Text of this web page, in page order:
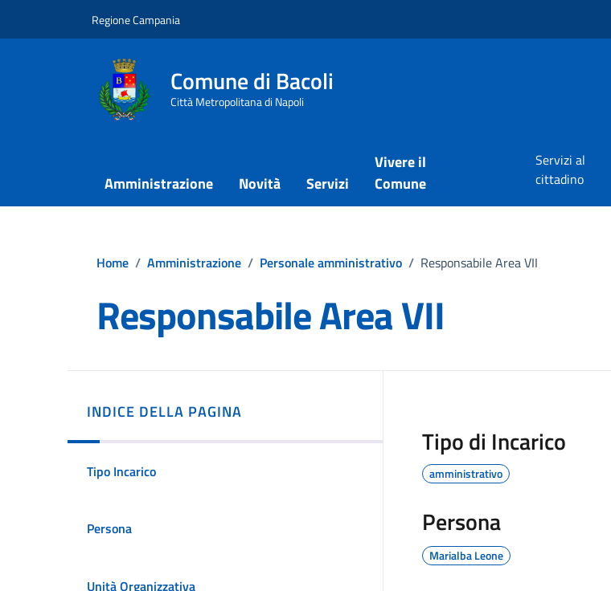
Regione Campania
Comune di Bacoli
Città Metropolitana di Napoli
Amministrazione Novità Servizi
Vivere il
Comune
Servizi al
cittadino
Home / Amministrazione / Personale amministrativo / Responsabile Area VII
Responsabile Area VII
INDICE DELLA PAGINA
Tipo Incarico
Persona
Unità Organizzativa
Tipo di Incarico
amministrativo
Persona
Marialba Leone